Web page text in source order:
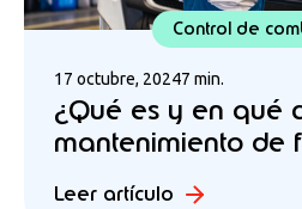
Control de
17 octubre, 20247 min.
¿Qué es y en qué
mantenimiento de
Leer artículo